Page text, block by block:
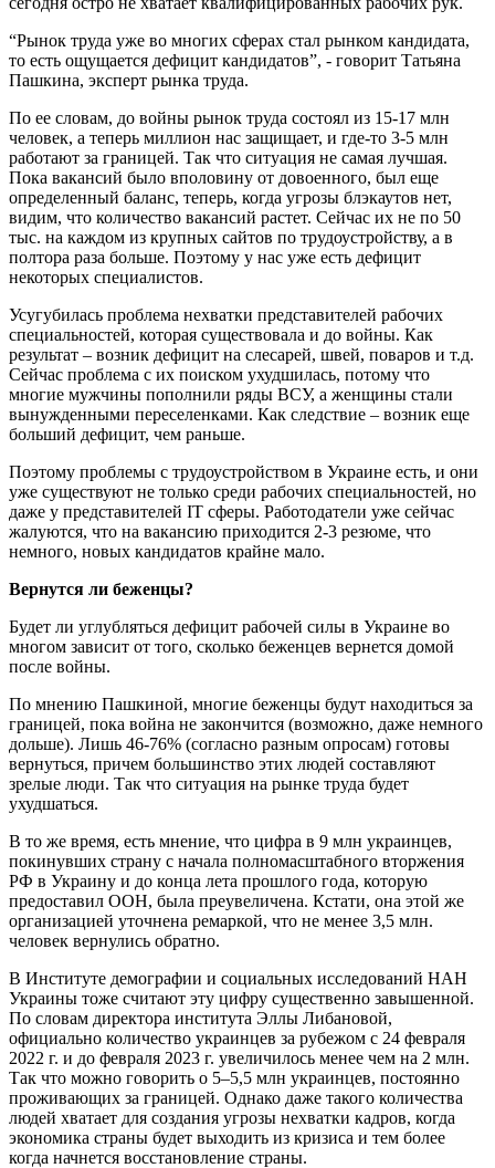
“Рынок труда уже во многих сферах стал рынком кандидата,
то есть ощущается дефицит кандидатов”, - говорит Татьяна
Пашкина, эксперт рынка труда.
По ее словам, до войны рынок труда состоял из 15-17 млн
человек, а теперь миллион нас защищает, и где-то 3-5 млн
работают за границей. Так что ситуация не самая лучшая.
Пока вакансий было вполовину от довоенного, был еще
определенный баланс, теперь, когда угрозы блэкаутов нет,
видим, что количество вакансий растет. Сейчас их не по 50
тыс. на каждом из крупных сайтов по трудоустройству, а в
полтора раза больше. Поэтому у нас уже есть дефицит
некоторых специалистов.
Усугубилась проблема нехватки представителей рабочих
специальностей, которая существовала и до войны. Как
результат – возник дефицит на слесарей, швей, поваров и т.д.
Сейчас проблема с их поиском ухудшилась, потому что
многие мужчины пополнили ряды ВСУ, а женщины стали
вынужденными переселенками. Как следствие – возник еще
больший дефицит, чем раньше.
Поэтому проблемы с трудоустройством в Украине есть, и они
уже существуют не только среди рабочих специальностей, но
даже у представителей IT сферы. Работодатели уже сейчас
жалуются, что на вакансию приходится 2-3 резюме, что
немного, новых кандидатов крайне мало.
Вернутся ли беженцы?
Будет ли углубляться дефицит рабочей силы в Украине во
многом зависит от того, сколько беженцев вернется домой
после войны.
По мнению Пашкиной, многие беженцы будут находиться за
границей, пока война не закончится (возможно, даже немного
дольше). Лишь 46-76% (согласно разным опросам) готовы
вернуться, причем большинство этих людей составляют
зрелые люди. Так что ситуация на рынке труда будет
ухудшаться.
В то же время, есть мнение, что цифра в 9 млн украинцев,
покинувших страну с начала полномасштабного вторжения
РФ в Украину и до конца лета прошлого года, которую
предоставил ООН, была преувеличена. Кстати, она этой же
организацией уточнена ремаркой, что не менее 3,5 млн.
человек вернулись обратно.
В Институте демографии и социальных исследований НАН
Украины тоже считают эту цифру существенно завышенной.
По словам директора института Эллы Либановой,
официально количество украинцев за рубежом с 24 февраля
2022 г. и до февраля 2023 г. увеличилось менее чем на 2 млн.
Так что можно говорить о 5–5,5 млн украинцев, постоянно
проживающих за границей. Однако даже такого количества
людей хватает для создания угрозы нехватки кадров, когда
экономика страны будет выходить из кризиса и тем более
когда начнется восстановление страны.